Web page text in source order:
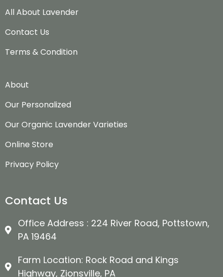
All About Lavender
Contact Us
Terms & Condition
About
Our Personalized
Our Organic Lavender Varieties
Online Store
Privacy Policy
Contact Us
Office Address : 224 River Road, Pottstown,
PA 19464
Farm Location: Rock Road and Kings
Highway, Zionsville, PA